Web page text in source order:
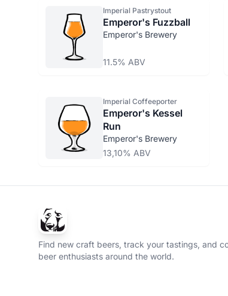
Imperial Pastrystout
Emperor's Fuzzball
Emperor's Brewery
11.5% ABV
Imperial Coffeeporter
Emperor's Kessel
Run
Emperor's Brewery
13,10% ABV
Find new craft beers, track your tastings, and
beer enthusiasts around the world.